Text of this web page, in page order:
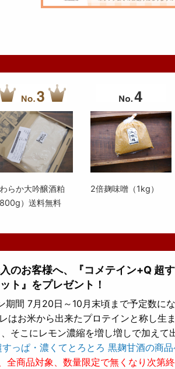
らか大吟醸酒粕
800g）送料無料
2倍麹味噌（1kg）
のお客様へ、『コメテイン+Q 超
ト』をプレゼント！
間 7月20日～10月末頃まで予定数
はお米から出来たプロテインと称し生
そこにレモン濃縮を増し増しで加えて
っぱ・濃くてとろとろ 黒麹甘酒の商
全商品対象、数量限定で無くなり次第終